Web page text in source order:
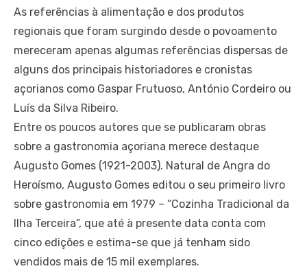
As referências à alimentação e dos produtos
regionais que foram surgindo desde o povoamento
mereceram apenas algumas referências dispersas de
alguns dos principais historiadores e cronistas
açorianos como Gaspar Frutuoso, António Cordeiro ou
Luís da Silva Ribeiro.
Entre os poucos autores que se publicaram obras
sobre a gastronomia açoriana merece destaque
Augusto Gomes (1921-2003). Natural de Angra do
Heroísmo, Augusto Gomes editou o seu primeiro livro
sobre gastronomia em 1979 – “Cozinha Tradicional da
Ilha Terceira”, que até à presente data conta com
cinco edições e estima-se que já tenham sido
vendidos mais de 15 mil exemplares.